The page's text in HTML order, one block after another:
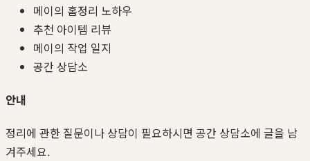
메이의 홈정리 노하우
추천 아이템 리뷰
메이의 작업 일지
공간 상담소
안내
정리에 관한 질문이나 상담이 필요하시면 공간 상담소에 글을 남
겨주세요.